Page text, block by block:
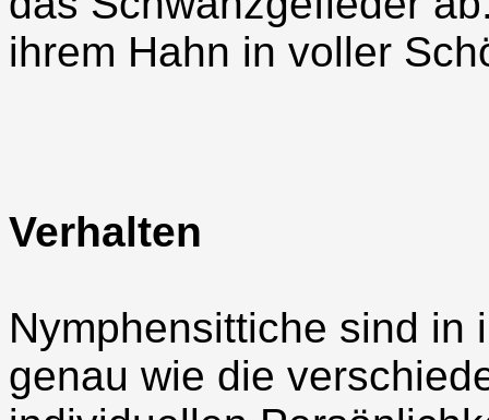
ihrem Hahn in voller
Verhalten
Nymphensittiche sind in
genau wie die